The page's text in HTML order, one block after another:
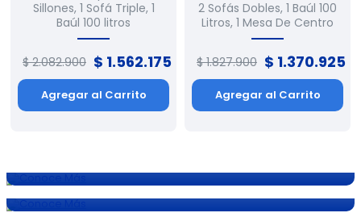
Sillones, 1 Sofá Triple, 1
Baúl 100 litros
$ 2.082.900 $ 1.562.175
Agregar al Carrito
2 Sofás Dobles, 1 Baúl 100
Litros, 1 Mesa De Centro
$ 1.827.900 $ 1.370.925
Agregar al Carrito
Jardín y Aire Libre
Combos Comedores
Conoce Más